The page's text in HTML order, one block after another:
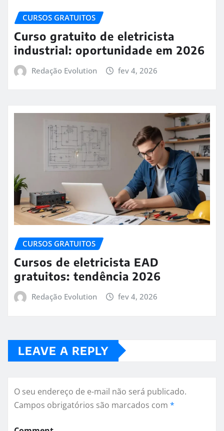
CURSOS GRATUITOS
Curso gratuito de eletricista
industrial: oportunidade em 2026
Redação Evolution fev 4, 2026
CURSOS GRATUITOS
Cursos de eletricista EAD
gratuitos: tendência 2026
Redação Evolution fev 4, 2026
LEAVE A REPLY
O seu endereço de e-mail não será publicado.
Campos obrigatórios são marcados com *